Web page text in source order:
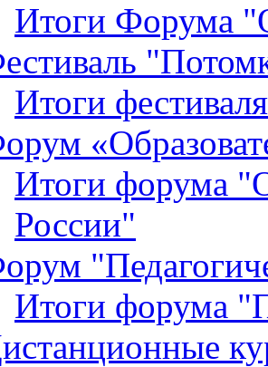
Итоги Форума
Итоги
Итоги форума
России"
Итоги форума